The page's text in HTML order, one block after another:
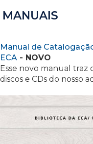
MANUAIS
Manual de
ECA - NOVO
Esse novo manual traz
discos e CDs do nosso